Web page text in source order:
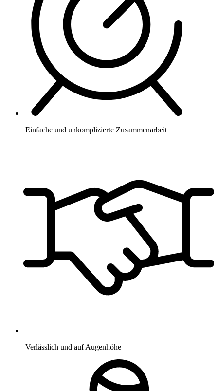
Einfache und unkomplizierte Zusammenarbeit
Verlässlich und auf Augenhöhe